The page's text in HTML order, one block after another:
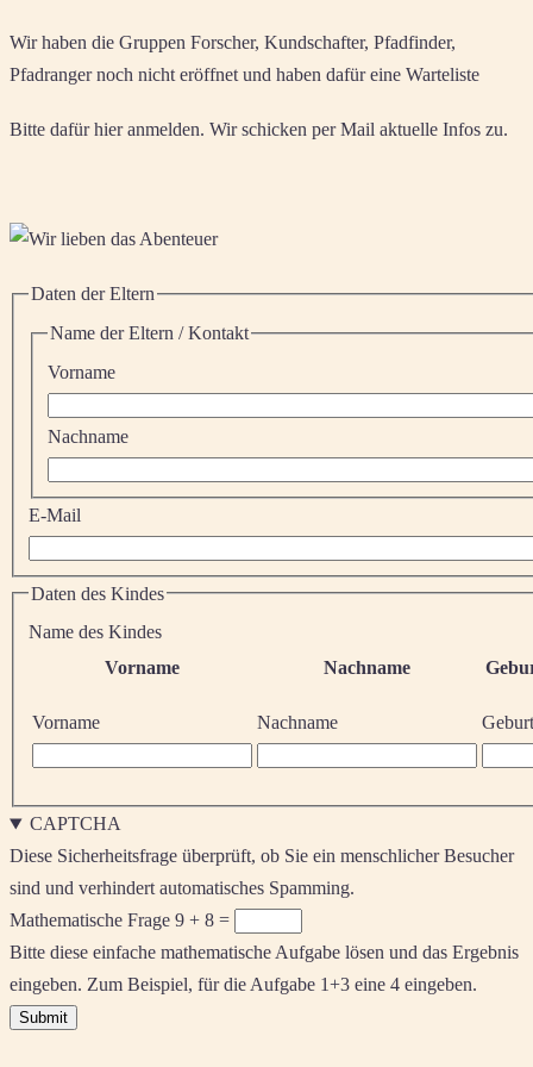
Wir haben die Gruppen Forscher, Kundschafter, Pfadfinder,
Pfadranger noch nicht eröffnet und haben dafür eine Warteliste
Bitte dafür hier anmelden. Wir schicken per Mail aktuelle Infos zu.
Daten der Eltern
Name der Eltern / Kontakt
Vorname
Nachname
E-Mail
Daten des Kindes
Name des Kindes
Vorname
Nachname
Vorname Nachname
CAPTCHA
Diese Sicherheitsfrage überprüft, ob Sie ein menschlicher Besucher
sind und verhindert automatisches Spamming.
Mathematische Frage 9 + 8 =
Bitte diese einfache mathematische Aufgabe lösen und das Ergebnis
eingeben. Zum Beispiel, für die Aufgabe 1+3 eine 4 eingeben.